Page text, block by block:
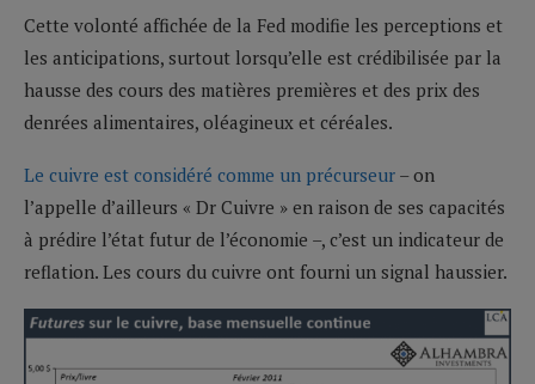
Cette volonté affichée de la Fed modifie les perceptions et
les anticipations, surtout lorsqu’elle est crédibilisée par la
hausse des cours des matières premières et des prix des
denrées alimentaires, oléagineux et céréales.
Le cuivre est considéré comme un précurseur – on
l’appelle d’ailleurs « Dr Cuivre » en raison de ses capacités
à prédire l’état futur de l’économie –, c’est un indicateur de
reflation. Les cours du cuivre ont fourni un signal haussier.